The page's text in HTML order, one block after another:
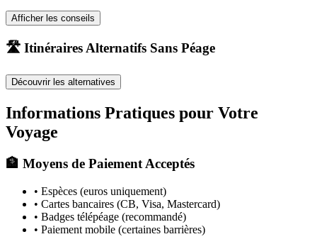
Afficher les conseils
🛣️ Itinéraires Alternatifs Sans Péage
Découvrir les alternatives
Informations Pratiques pour Votre
Voyage
🏦 Moyens de Paiement Acceptés
• Espèces (euros uniquement)
• Cartes bancaires (CB, Visa, Mastercard)
• Badges télépéage (recommandé)
• Paiement mobile (certaines barrières)